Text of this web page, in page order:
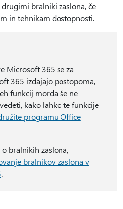
bralniki zaslona, če
in tehnikam dostopnosti.
Microsoft 365 se za
365 izdajajo postopoma,
funkcij morda še ne
kako lahko te funkcije
programu Office
o bralnikih zaslona,
bralnikov zaslona v
.